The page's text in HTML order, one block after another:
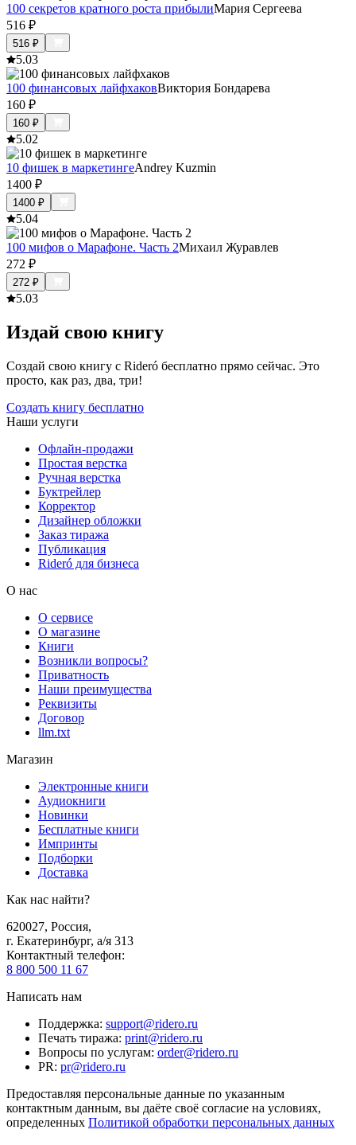
100 секретов кратного роста прибылиМария Сергеева
516 ₽
516 ₽
5.03
100 финансовых лайфхаковВиктория Бондарева
160 ₽
160 ₽
5.02
10 фишек в маркетингеAndrey Kuzmin
1400 ₽
1400 ₽
5.04
100 мифов о Марафоне. Часть 2Михаил Журавлев
272 ₽
272 ₽
5.03
Издай свою книгу
Создай свою книгу с Rideró бесплатно прямо сейчас. Это
просто, как раз, два, три!
Создать книгу бесплатно
Наши услуги
Офлайн-продажи
Простая верстка
Ручная верстка
Буктрейлер
Корректор
Дизайнер обложки
Заказ тиража
Публикация
Rideró для бизнеса
О нас
О сервисе
О магазине
Книги
Возникли вопросы?
Приватность
Наши преимущества
Реквизиты
Договор
llm.txt
Магазин
Электронные книги
Аудиокниги
Новинки
Бесплатные книги
Импринты
Подборки
Доставка
Как нас найти?
620027, Россия,
г. Екатеринбург, а/я 313
Контактный телефон:
8 800 500 11 67
Написать нам
Поддержка: support@ridero.ru
Печать тиража: print@ridero.ru
Вопросы по услугам: order@ridero.ru
PR: pr@ridero.ru
Предоставляя персональные данные по указанным
контактным данным, вы даёте своё согласие на условиях,
определенных Политикой обработки персональных данных